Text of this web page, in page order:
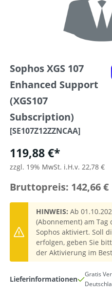
Sophos XGS 107
Enhanced Support
(XGS107
Subscription)
[SE107Z12ZZNCAA]
119,88 €*
zzgl. 19% MwSt. i.H.v. 22,78 €
Bruttopreis: 142,66 €
HINWEIS: Ab
(Abonnement) am
Sophos aktiviert. Soll
erfolgen, geben Sie
der Aktivierung im
Lieferinformationen
Gratis